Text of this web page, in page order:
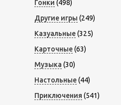
Гонки (498)
Другие игры (249)
Казуальные(325)
Карточные(63)
Музыка (30)
Настольные(44)
Приключения (541)